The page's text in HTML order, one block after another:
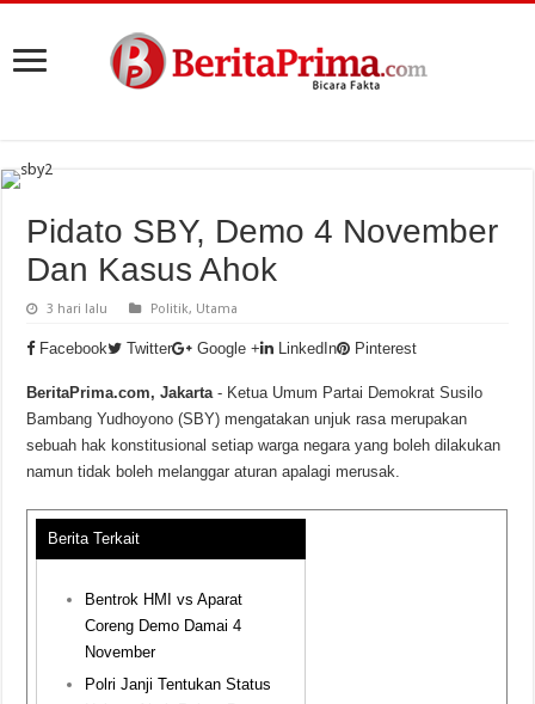
Pidato SBY, Demo 4 November
Dan Kasus Ahok
3 hari lalu Politik, Utama
Facebook Twitter Google + LinkedIn Pinterest
BeritaPrima.com, Jakarta - Ketua Umum Partai Demokrat Susilo
Bambang Yudhoyono (SBY) mengatakan unjuk rasa merupakan
sebuah hak konstitusional setiap warga negara yang boleh dilakukan
namun tidak boleh melanggar aturan apalagi merusak.
Berita Terkait
Bentrok HMI vs Aparat
Coreng Demo Damai 4
November
Polri Janji Tentukan Status